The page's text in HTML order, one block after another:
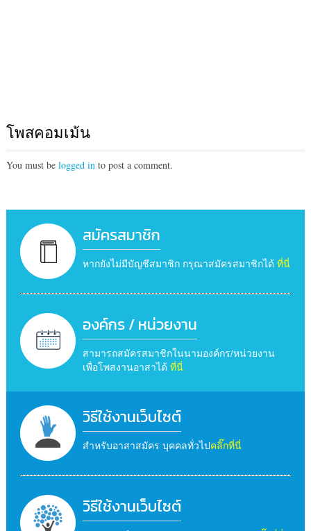
โพสคอมเม้น
You must be logged into post a comment.
สมัครสมาชิก
หากยังไม่มีบัญชีสมาชิก กรุณาสมัครสมาชิกได้ ที่นี่
องค์กร / หน่วยงาน
สามารถสมัครสมาชิกในนามองค์กร/หน่วยงาน
เพื่อโพสงานอาสาได้ ที่นี่
วิธีใช้งานเว็บไซต์
สำหรับอาสาสมัคร บุคคลทั่วไปคลิ๊กที่นี่
วิธีใช้งานเว็บไซต์